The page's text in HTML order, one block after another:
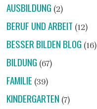
AUSBILDUNG (2)
BERUF UND ARBEIT (12)
BESSER BILDEN BLOG (16)
BILDUNG (67)
FAMILIE (39)
KINDERGARTEN (7)